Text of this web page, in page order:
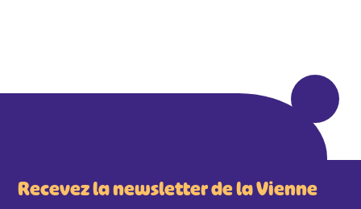
Recevez la newsletter de la Vienne
# # #